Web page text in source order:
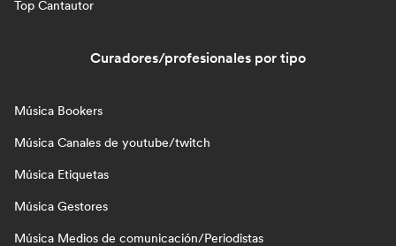
Top Cantautor
Curadores/profesionales por tipo
Música Bookers
Música Canales de youtube/twitch
Música Etiquetas
Música Gestores
Música Medios de comunicación/Periodistas